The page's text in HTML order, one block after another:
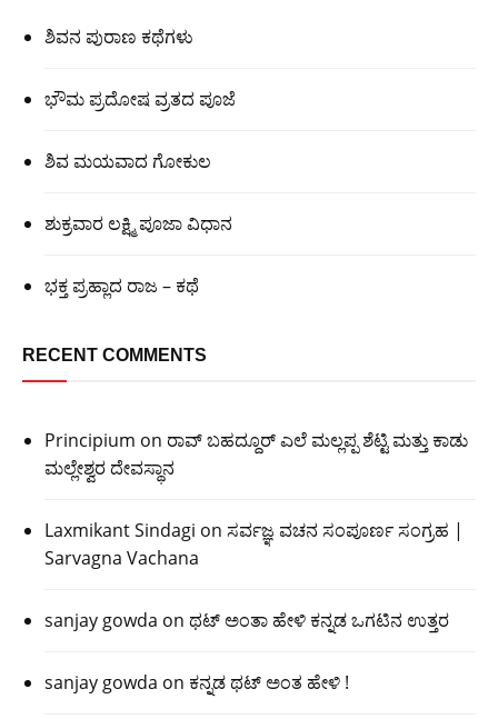
ಶಿವನ ಪುರಾಣ ಕಥೆಗಳು
ಭೌಮ ಪ್ರದೋಷ ವ್ರತದ ಪೂಜೆ
ಶಿವ ಮಯವಾದ ಗೋಕುಲ
ಶುಕ್ರವಾರ ಲಕ್ಷ್ಮಿ ಪೂಜಾ ವಿಧಾನ
ಭಕ್ತ ಪ್ರಹ್ಲಾದ ರಾಜ – ಕಥೆ
RECENT COMMENTS
Principium on ರಾವ್ ಬಹದ್ದೂರ್ ಎಲೆ ಮಲ್ಲಪ್ಪ ಶೆಟ್ಟಿ ಮತ್ತು ಕಾಡು
ಮಲ್ಲೇಶ್ವರ ದೇವಸ್ಥಾನ
Laxmikant Sindagi on ಸರ್ವಜ್ಞ ವಚನ ಸಂಪೂರ್ಣ ಸಂಗ್ರಹ |
Sarvagna Vachana
sanjay gowda on ಥಟ್ ಅಂತಾ ಹೇಳಿ ಕನ್ನಡ ಒಗಟಿನ ಉತ್ತರ
sanjay gowda on ಕನ್ನಡ ಥಟ್ ಅಂತ ಹೇಳಿ !